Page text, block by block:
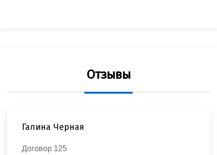
Отзывы
Галина Черная
Договор 125